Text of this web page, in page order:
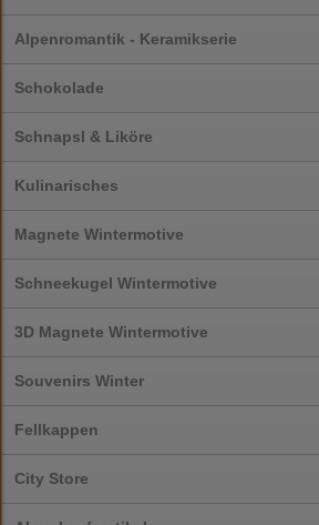
Alpenromantik - Keramikserie
Schokolade
Schnapsl & Liköre
Kulinarisches
Magnete Wintermotive
Schneekugel Wintermotive
3D Magnete Wintermotive
Souvenirs Winter
Fellkappen
City Store